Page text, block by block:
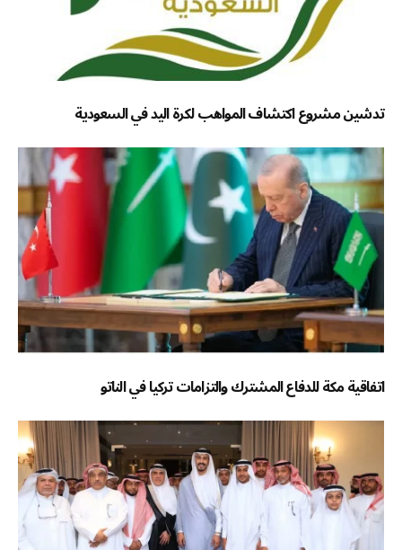
تدشين مشروع اكتشاف المواهب لكرة اليد في السعودية
اتفاقية مكة للدفاع المشترك والتزامات تركيا في الناتو